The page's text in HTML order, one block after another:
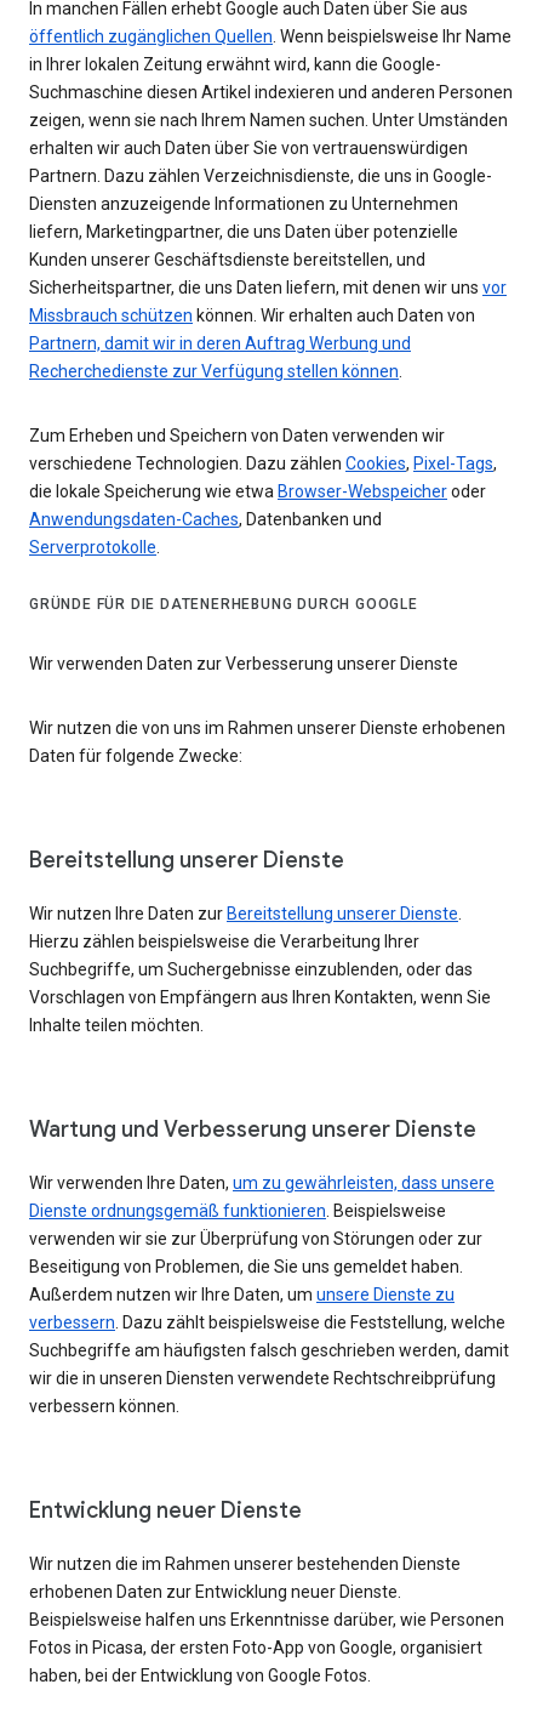
In manchen Fällen erhebt Google auch Daten über Sie aus
öffentlich zugänglichen Quellen. Wenn beispielsweise Ihr Name
in Ihrer lokalen Zeitung erwähnt wird, kann die Google-
Suchmaschine diesen Artikel indexieren und anderen Personen
zeigen, wenn sie nach Ihrem Namen suchen. Unter Umständen
erhalten wir auch Daten über Sie von vertrauenswürdigen
Partnern. Dazu zählen Verzeichnisdienste, die uns in Google-
Diensten anzuzeigende Informationen zu Unternehmen
liefern, Marketingpartner, die uns Daten über potenzielle
Kunden unserer Geschäftsdienste bereitstellen, und
Sicherheitspartner, die uns Daten liefern, mit denen wir uns vor
Missbrauch schützen können. Wir erhalten auch Daten von
Partnern, damit wir in deren Auftrag Werbung und
Recherchedienste zur Verfügung stellen können.
Zum Erheben und Speichern von Daten verwenden wir
verschiedene Technologien. Dazu zählen Cookies, Pixel-Tags,
die lokale Speicherung wie etwa Browser-Webspeicheroder
Anwendungsdaten-Caches, Datenbanken und
Serverprotokolle.
GRÜNDE FÜR DIE DATENERHEBUNG DURCH GOOGLE
Wir verwenden Daten zur Verbesserung unserer Dienste
Wir nutzen die von uns im Rahmen unserer Dienste erhobenen
Daten für folgende Zwecke:
Bereitstellung unserer Dienste
Wir nutzen Ihre Daten zur Bereitstellung unserer Dienste
Hierzu zählen beispielsweise die Verarbeitung Ihrer
Suchbegriffe, um Suchergebnisse einzublenden, oder das
Vorschlagen von Empfängern aus Ihren Kontakten, wenn Sie
Inhalte teilen möchten.
Wartung und Verbesserung unserer Dienste
Wir verwenden Ihre Daten, um zu gewährleisten, dass unsere
Dienste ordnungsgemäß funktionieren . Beispielsweise
verwenden wir sie zur Überprüfung von Störungen oder zur
Beseitigung von Problemen, die Sie uns gemeldet haben.
Außerdem nutzen wir Ihre Daten, um unsere Dienste zu
verbessern . Dazu zählt beispielsweise die Feststellung, welche
Suchbegriffe am häufigsten falsch geschrieben werden, damit
wir die in unseren Diensten verwendete Rechtschreibprüfung
verbessern können.
Entwicklung neuer Dienste
Wir nutzen die im Rahmen unserer bestehenden Dienste
erhobenen Daten zur Entwicklung neuer Dienste.
Beispielsweise halfen uns Erkenntnisse darüber, wie Personen
Fotos in Picasa, der ersten Foto-App von Google, organisiert
haben, bei der Entwicklung von Google Fotos.